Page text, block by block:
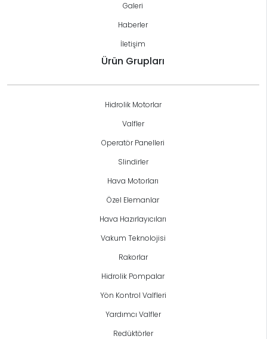
Galeri
Haberler
İletişim
Ürün Grupları
Hidrolik Motorlar
Valfler
Operatör Panelleri
Slindirler
Hava Motorları
Özel Elemanlar
Hava Hazırlayıcıları
Vakum Teknolojisi
Rakorlar
Hidrolik Pompalar
Yön Kontrol Valfleri
Yardımcı Valfler
Redüktörler